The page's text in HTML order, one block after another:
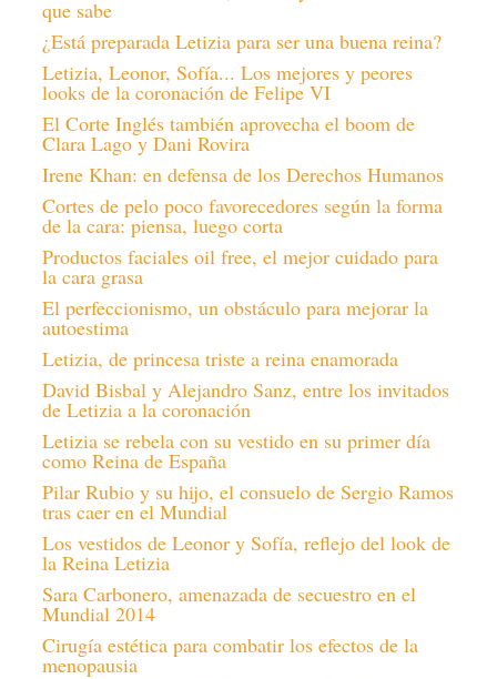
que sabe
¿Está preparada Letizia para ser una buena reina?
Letizia, Leonor, Sofía... Los mejores y peores
looks de la coronación de Felipe VI
El Corte Inglés también aprovecha el boom de
Clara Lago y Dani Rovira
Irene Khan: en defensa de los Derechos Humanos
Cortes de pelo poco favorecedores según la forma
de la cara: piensa, luego corta
Productos faciales oil free, el mejor cuidado para
la cara grasa
El perfeccionismo, un obstáculo para mejorar la
autoestima
Letizia, de princesa triste a reina enamorada
David Bisbal y Alejandro Sanz, entre los invitados
de Letizia a la coronación
Letizia se rebela con su vestido en su primer día
como Reina de España
Pilar Rubio y su hijo, el consuelo de Sergio Ramos
tras caer en el Mundial
Los vestidos de Leonor y Sofía, reflejo del look de
la Reina Letizia
Sara Carbonero, amenazada de secuestro en el
Mundial 2014
Cirugía estética para combatir los efectos de la
menopausia